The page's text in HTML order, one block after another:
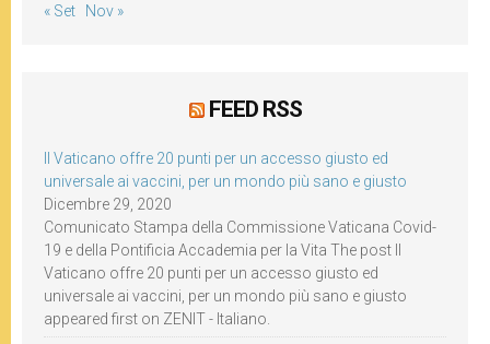
« Set Nov »
FEED RSS
Il Vaticano offre 20 punti per un accesso giusto ed
universale ai vaccini, per un mondo più sano e giusto
Dicembre 29, 2020
Comunicato Stampa della Commissione Vaticana Covid-
19 e della Pontificia Accademia per la Vita The post Il
Vaticano offre 20 punti per un accesso giusto ed
universale ai vaccini, per un mondo più sano e giusto
appeared first on ZENIT - Italiano.